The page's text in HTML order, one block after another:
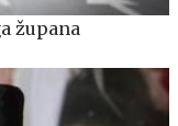
župana